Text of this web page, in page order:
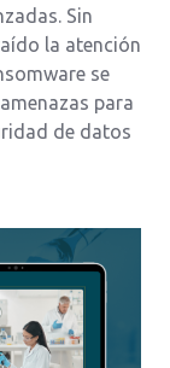
Sin
la atención
se
para
de datos